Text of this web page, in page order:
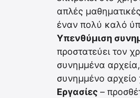
απλές
έναν πολύ καλό
Υπενθύμιση
προστατεύει τον
συνημμένα
συνημμένο αρχείο
Εργασίες –